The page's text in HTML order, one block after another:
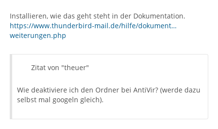
Installieren, wie das geht steht in der Dokumentation.
https://www.thunderbird-mail.de/hilfe/dokument…
weiterungen.php
Zitat von "theuer"
Wie deaktiviere ich den Ordner bei AntiVir? (werde dazu
selbst mal googeln gleich).